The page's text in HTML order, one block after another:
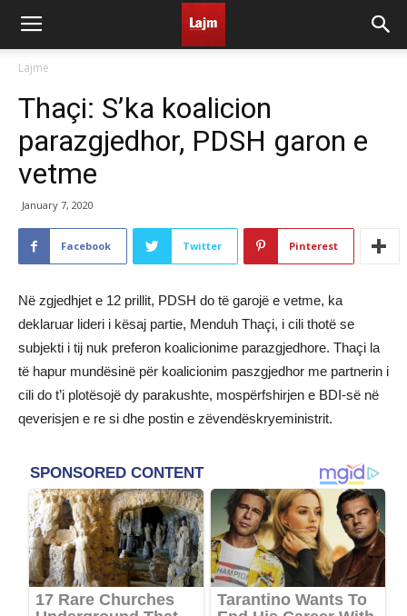
Lajme
Thaçi: S’ka koalicion
parazgjedhor, PDSH garon e
vetme
January 7, 2020
Facebook Twitter Pinterest
Në zgjedhjet e 12 prillit, PDSH do të garojë e vetme, ka
deklaruar lideri i kësaj partie, Menduh Thaçi, i cili thotë se
subjekti i tij nuk preferon koalicionime parazgjedhore. Thaçi la
të hapur mundësinë për koalicionim paszgjedhor me partnerin i
cili do t’i plotësojë dy parakushte, mospërfshirjen e BDI-së në
qeverisjen e re si dhe postin e zëvendëskryeministrit.